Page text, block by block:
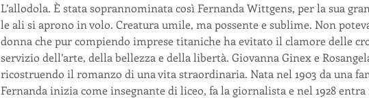
L’allodola. È stata soprannominata così Fernanda Wittgens, per la sua
le ali si aprono in volo. Creatura umile, ma possente e sublime. Non
donna che pur compiendo imprese titaniche ha evitato il clamore delle
servizio dell’arte, della bellezza e della libertà. Giovanna Ginex e
ricostruendo il romanzo di una vita straordinaria. Nata nel 1903 da una
Fernanda inizia come insegnante di liceo, fa la giornalista e nel 1928